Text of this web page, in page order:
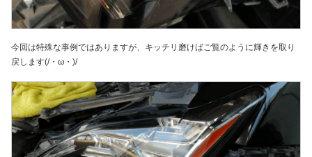
今回は特殊な事例ではありますが、キッチリ磨けばご覧のように輝きを取り
戻します(/・ω・)/